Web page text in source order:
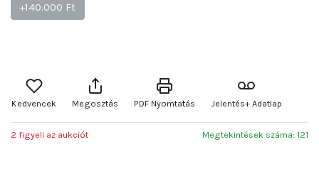
+140.000 Ft
Kedvencek Megosztás PDF Nyomtatás Jelentés+ Adatlap
2 figyeli az aukciót Megtekintések száma: 121